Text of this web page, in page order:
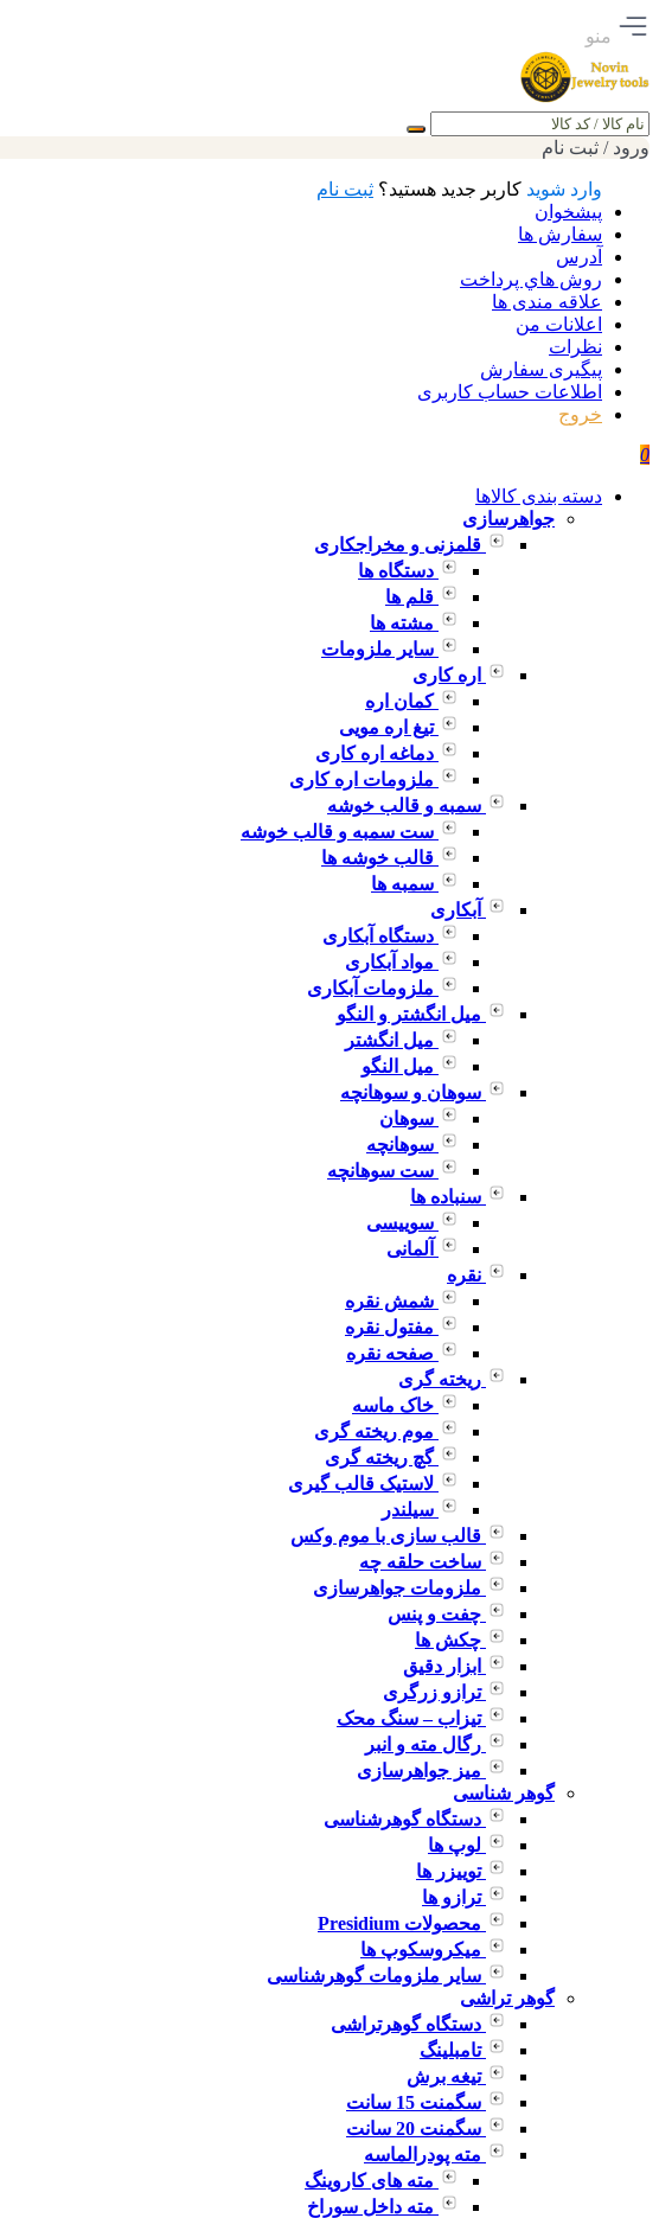
منو
جستجو
ورود / ثبت نام
وارد شوید کاربر جدید هستید؟ ثبت نام
پیشخوان
سفارش ها
آدرس
روش هاي پرداخت
علاقه مندی ها
اعلانات من
نظرات
پیگیری سفارش
اطلاعات حساب كاربری
خروج
0
دسته بندی کالاها
جواهرسازی
قلمزنی و مخراجکاری
دستگاه ها
قلم ها
مشته ها
سایر ملزومات
اره کاری
کمان اره
تیغ اره مویی
دماغه اره کاری
ملزومات اره کاری
سمبه و قالب خوشه
ست سمبه و قالب خوشه
قالب خوشه ها
سمبه ها
آبکاری
دستگاه آبکاری
مواد آبکاری
ملزومات آبکاری
میل انگشتر و النگو
میل انگشتر
میل النگو
سوهان و سوهانچه
سوهان
سوهانچه
ست سوهانچه
سنباده ها
سوییسی
آلمانی
نقره
شمش نقره
مفتول نقره
صفحه نقره
ریخته گری
خاک ماسه
موم ریخته گری
گچ ریخته گری
لاستیک قالب گیری
سیلندر
قالب سازی با موم وکس
ساخت حلقه چه
ملزومات جواهرسازی
چفت و پنس
چکش ها
ابزار دقیق
ترازو زرگری
تیزاب – سنگ محک
رگال مته و انبر
میز جواهرسازی
گوهر شناسی
دستگاه گوهرشناسی
لوپ ها
توییزر ها
ترازو ها
محصولات Presidium
میکروسکوپ ها
سایر ملزومات گوهرشناسی
گوهر تراشی
دستگاه گوهرتراشی
تامبلینگ
تیغه برش
سگمنت 15 سانت
سگمنت 20 سانت
مته پودرالماسه
مته های کاروینگ
مته داخل سوراخ